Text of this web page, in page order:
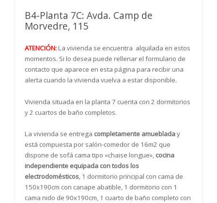
B4-Planta 7C: Avda. Camp de
Morvedre, 115
ATENCIÓN:La vivienda se encuentra alquilada en estos
momentos. Si lo desea puede rellenar el formulario de
contacto que aparece en esta página para recibir una
alerta cuando la vivienda vuelva a estar disponible.
Vivienda situada en la planta 7 cuenta con 2 dormitorios
y 2 cuartos de baño completos.
La vivienda se entrega completamente amuebladay
está compuesta por salón-comedor de 16m2 que
dispone de sofá cama tipo «chaise longue», cocina
independiente equipada con todos los
electrodomésticos, 1 dormitorio principal con cama de
150x190cm con canape abatible, 1 dormitorio con 1
cama nido de 90x190cm, 1 cuarto de baño completo con